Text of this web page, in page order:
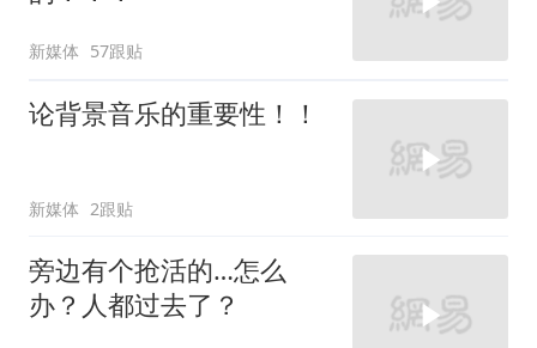
新媒体 57跟贴
论背景音乐的重要性！！
新媒体 2跟贴
旁边有个抢活的…怎么
办？人都过去了？